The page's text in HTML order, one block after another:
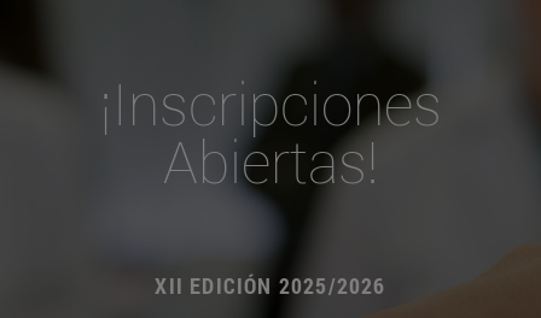
¡Inscripciones
Abiertas!
XII EDICIÓN 2025/2026